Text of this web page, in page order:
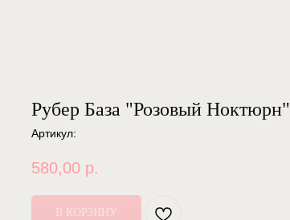
Рубер База "Розовый Ноктюрн"
Артикул:
580,00 р.
В КОРЗИНУ